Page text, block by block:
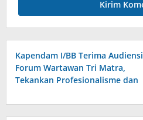
Kapendam I/BB Terima Audiensi
Forum Wartawan Tri Matra,
Tekankan Profesionalisme dan